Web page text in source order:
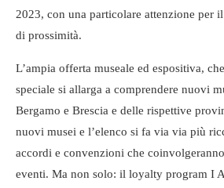
2023, con una particolare attenzione per
di prossimità.
L’ampia offerta museale ed espositiva,
speciale si allarga a comprendere nuovi
Bergamo e Brescia e delle rispettive
nuovi musei e l’elenco si fa via via più
accordi e convenzioni che
eventi. Ma non solo: il loyalty program I